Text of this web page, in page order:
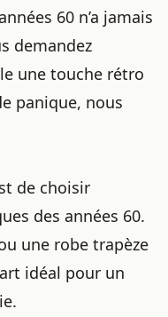
60 n’a jamais
demandez
une touche rétro
panique, nous
de choisir
des années 60.
une robe trapèze
idéal pour un